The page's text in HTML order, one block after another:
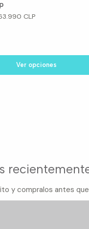
CLP
Ver opciones
y compralos antes